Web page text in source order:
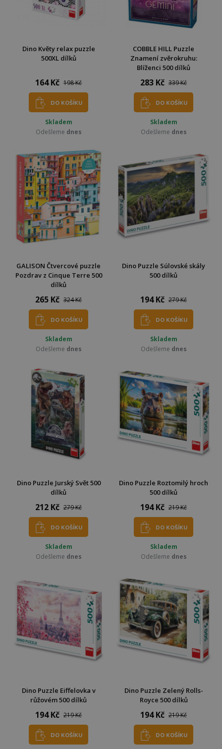
Dino Květy relax puzzle
500XL dílků
164 Kč 198 Kč
DO KOŠÍKU
Skladem
Odešleme dnes
COBBLE HILL Puzzle
Znamení zvěrokruhu:
Blíženci 500 dílků
283 Kč 339 Kč
DO KOŠÍKU
Skladem
Odešleme dnes
GALISON Čtvercové puzzle
Pozdrav z Cinque Terre 500
dílků
265 Kč 324 Kč
DO KOŠÍKU
Skladem
Odešleme dnes
Dino Puzzle Súlovské skály
500 dílků
194 Kč 279 Kč
DO KOŠÍKU
Skladem
Odešleme dnes
Dino Puzzle Jurský Svět 500
dílků
212 Kč 279 Kč
DO KOŠÍKU
Skladem
Odešleme dnes
Dino Puzzle Roztomilý hroch
500 dílků
194 Kč 219 Kč
DO KOŠÍKU
Skladem
Odešleme dnes
Dino Puzzle Eiffelovka v
růžovém 500 dílků
194 Kč 219 Kč
DO KOŠÍKU
Dino Puzzle Zelený Rolls-
Royce 500 dílků
194 Kč 219 Kč
DO KOŠÍKU